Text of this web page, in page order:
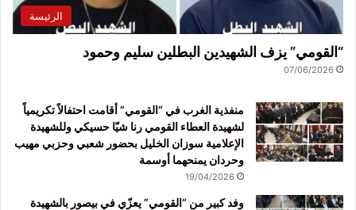
الرئيسة
“القومي” يزف الشهيدين البطلين سليم وحمود
07/06/2026
منفذية الغرب في “القومي” أقامت احتفالاً تكريمياً
لشهيدة العطاء القومي رنا شيّا حسيكي وللشهيدة
الإعلامية سوزان الخليل بحضور شعبي وحزبي مهيب
وحردان يمنحهما أوسمة
19/04/2026
وفد كبير من “القومي” يعزّي في بيصور بالشهيدة